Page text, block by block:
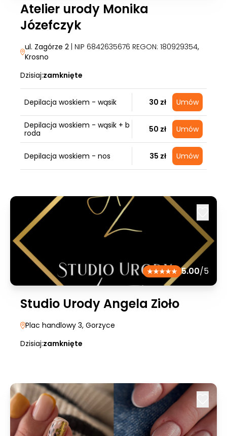
Atelier urody Monika
Józefczyk
ul. Zagórze 2 | NIP 6842635676 REGON: 180929354,
Krosno
Dzisiaj:zamknięte
Depilacja woskiem - wąsik 30 zł Umów
Depilacja woskiem - wąsik + b
roda
50 zł Umów
Depilacja woskiem - nos 35 zł Umów
5.00/5
Studio Urody Angela Zioło
Plac handlowy 3, Gorzyce
Dzisiaj:zamknięte